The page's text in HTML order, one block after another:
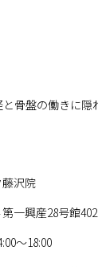
骨盤の働きに
沢院
一興産28号館402
〜18:00